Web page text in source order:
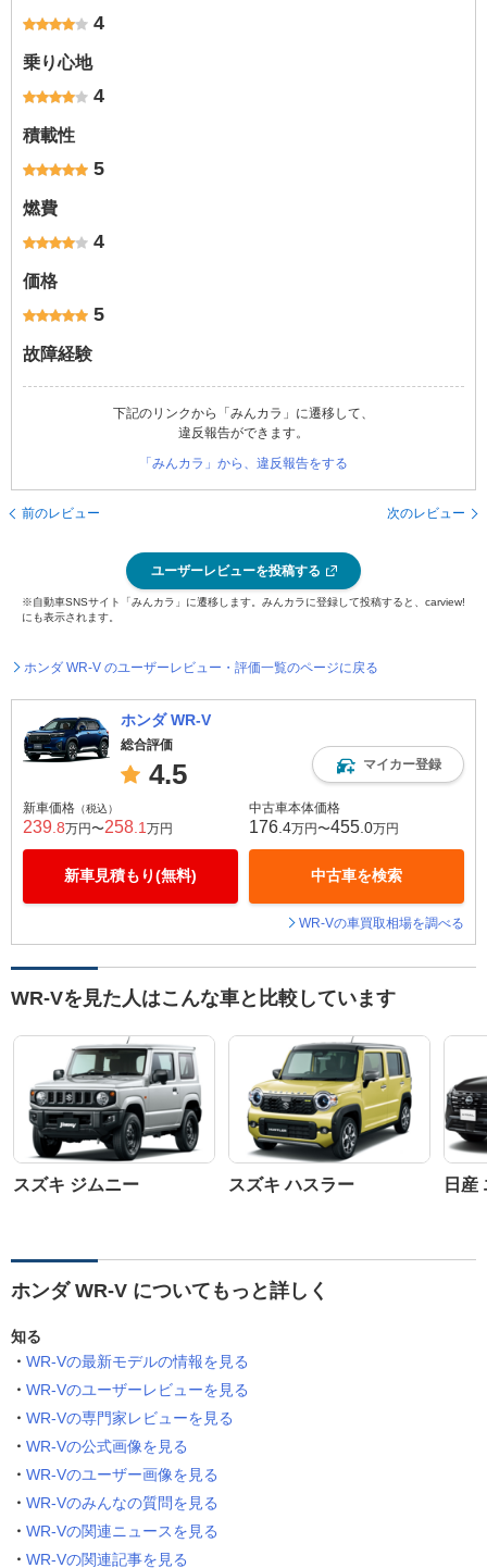
4
乗り心地
4
積載性
5
燃費
4
価格
5
故障経験
下記のリンクから「みんカラ」に遷移して、
違反報告ができます。
「みんカラ」から、違反報告をする
前のレビュー 次のレビュー
ユーザーレビューを投稿する
※自動車SNSサイト「みんカラ」に遷移します。みんカラに登録して投稿すると、carview!
にも表示されます。
ホンダ WR-V のユーザーレビュー・評価一覧のページに戻る
ホンダ WR-V
総合評価
4.5 マイカー登録
新車価格 （税込）
239 .8万円〜258 .1 万円
新車見積もり(無料)
中古車本体価格
176 .4万円〜455 .0万円
中古車を検索
WR-Vの車買取相場を調べる
WR-Vを見た人はこんな車と比較しています
スズキ ジムニー スズキ ハスラー 日産
ホンダ WR-V についてもっと詳しく
知る
WR-Vの最新モデルの情報を見る
WR-Vのユーザーレビューを見る
WR-Vの専門家レビューを見る
WR-Vの公式画像を見る
WR-Vのユーザー画像を見る
WR-Vのみんなの質問を見る
WR-Vの関連ニュースを見る
WR-Vの関連記事を見る